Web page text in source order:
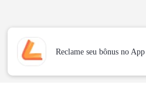
Reclame seu bônus no App